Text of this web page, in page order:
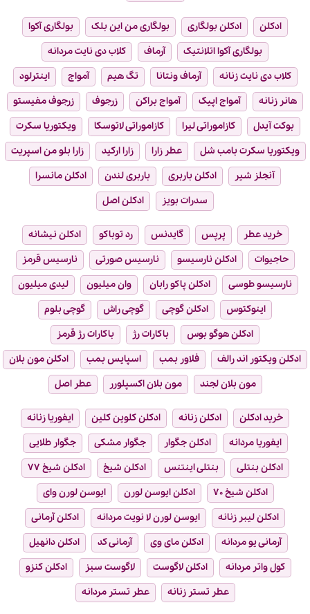
ادکلن ادکلن بولگاری بولگاری من این بلک
بولگاری آکوا
بولگاری آکوا اتلانتیک
آرماف
کلاب دی نایت مردانه
کلاب دی نایت زنانه
آرماف ونتانا تگ هیم آمواج
اینترلود
هانر زنانه
آمواج اپیک آمواج براکن زرجوف
زرجوف مفیستو
بوکت آیدل
کازاموراتی لیرا کازاموراتی لاتوسکا
ویکتوریا سکرت
ویکتوریا سکرت بامب شل
عطر زارا زارا ارکید
زارا بلو من اسپریت
آنجلز شیر
ادکلن باربری باربری لندن
ادکلن مانسرا
سدرات بویز
ادکلن اصل
خرید عطر پرپس گایدنس رد توباکو
ادکلن نیشانه
حاجیوات
ادکلن نارسیسو نارسیس صورتی
نارسیس قرمز
نارسیسو طوسی
ادکلن پاکو رابان وان میلیون
لیدی میلیون
اینوکتوس
ادکلن گوچی گوچی راش
گوچی بلوم
ادکلن هوگو بوس
باکارات رژ
باکارات رژ قرمز
ادکلن ویکتور اند رالف
فلاور بمب اسپایس بمب
ادکلن مون بلان
مون بلان لجند
مون بلان اکسپلورر عطر اصل
خرید ادکلن ادکلن زنانه ادکلن کلوین کلین
ایفوریا زنانه
ایفوریا مردانه
ادکلن جگوار جگوار مشکی
جگوار طلایی
ادکلن بنتلی
بنتلی اینتنس ادکلن شیخ
ادکلن شیخ ۷۷
ادکلن شیخ ۷۰
ادکلن ایوسن لورن
ایوسن لورن وای
ادکلن لیبر زنانه
ایوسن لورن لا نویت مردانه
ادکلن آرمانی
آرمانی یو مردانه
ادکلن مای وی آرمانی کد
ادکلن دانهیل
کول واتر مردانه
ادکلن لاگوست لاگوست سبز
ادکلن کنزو
عطر تستر زنانه
عطر تستر مردانه